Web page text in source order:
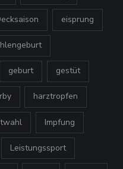
eisprung
geburt gestüt
harztropfen
Impfung
Leistungssport